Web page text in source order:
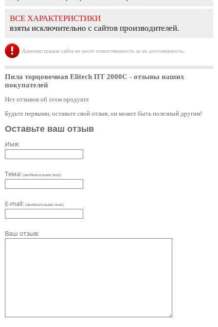
ВСЕ ХАРАКТЕРИСТИКИ
взяты исключительно с сайтов производителей.
Администрация сайта не несет ответственность за их достоверность.
Пила торцовочная Elitech ПТ 2000С - отзывы наших
покупателей
Нет отзывов об этом продукте
Будьте первыми, оставьте свой отзыв, он может быть полезный другим!
Оставьте ваш отзыв
Имя:
Тема: (необязательное поле)
E-mail: (необязательное поле)
Ваш отзыв: